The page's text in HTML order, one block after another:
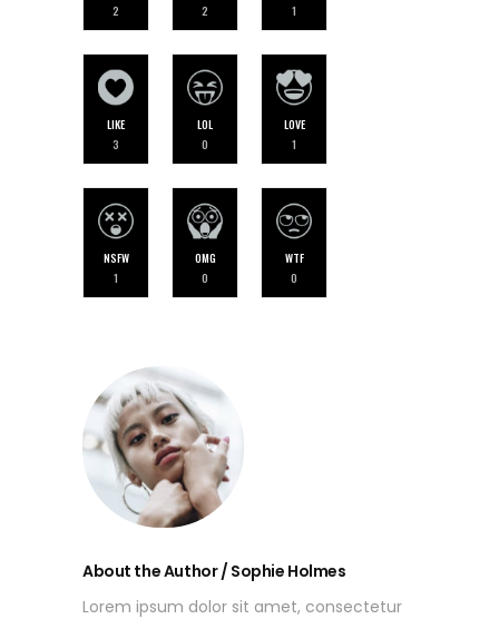
2
2
1
LIKE
3
LOL
0
LOVE
1
NSFW
1
OMG
0
WTF
0
About the Author / Sophie Holmes
Lorem ipsum dolor sit amet, consectetur